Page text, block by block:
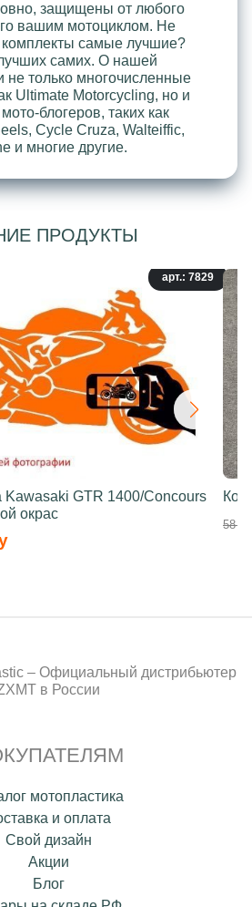
защищены от любого
вашим мотоциклом. Не
комплекты самые лучшие?
самих. О нашей
не только многочисленные
Ultimate Motorcycling, но и
блогеров, таких как
Cycle Cruza, Walteiffic,
и многие другие.
ПРОДУКТЫ
арт.: 7829
Kawasaki GTR 1400/Concours
окрас
58
– Официальный дистрибьютер
в России
мотопластика
и оплата
Свой дизайн
Акции
Блог